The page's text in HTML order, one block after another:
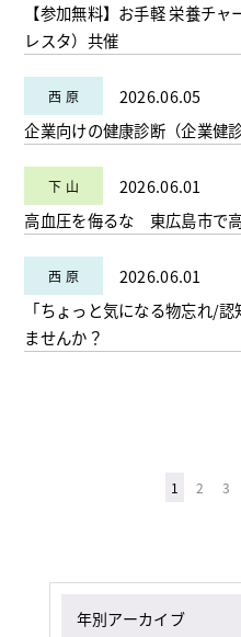
【参加無料】お手軽 栄養チ
レスタ）共催
2026.06.05
企業向けの健康診断（企業健
2026.06.01
高血圧を侮るな 東広島市で
2026.06.01
「ちょっと気になる物忘れ/
ませんか？
1 2 3
年別アーカイブ